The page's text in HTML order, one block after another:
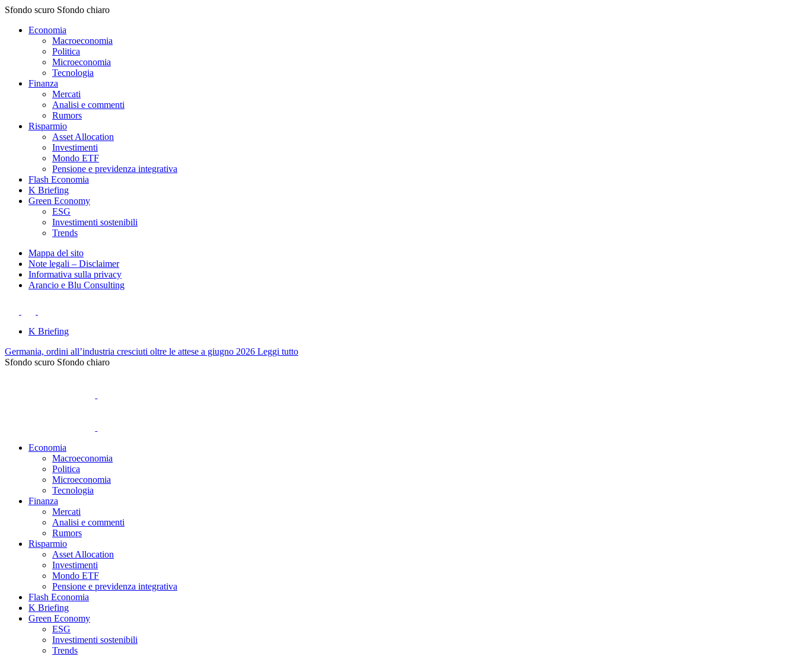
Sfondo scuro Sfondo chiaro
Economia
Macroeconomia
Politica
Microeconomia
Tecnologia
Finanza
Mercati
Analisi e commenti
Rumors
Risparmio
Asset Allocation
Investimenti
Mondo ETF
Pensione e previdenza integrativa
Flash Economia
K Briefing
Green Economy
ESG
Investimenti sostenibili
Trends
Mappa del sito
Note legali – Disclaimer
Informativa sulla privacy
Arancio e Blu Consulting
K Briefing
Germania, ordini all’industria cresciuti oltre le attese a giugno 2026 Leggi tutto
Sfondo scuro Sfondo chiaro
Economia
Macroeconomia
Politica
Microeconomia
Tecnologia
Finanza
Mercati
Analisi e commenti
Rumors
Risparmio
Asset Allocation
Investimenti
Mondo ETF
Pensione e previdenza integrativa
Flash Economia
K Briefing
Green Economy
ESG
Investimenti sostenibili
Trends